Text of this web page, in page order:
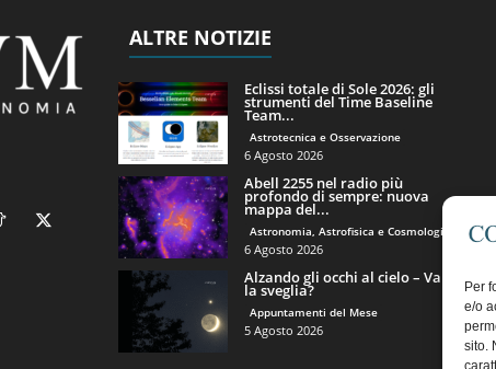
Per
e/o
sito.
ALTRE NOTIZIE
Eclissi totale di Sole 2026: gli
strumenti del Time Baseline
Team...
Astrotecnica e Osservazione
6 Agosto 2026
Abell 2255 nel radio più
profondo di sempre: nuova
mappa del...
Astronomia, Astrofisica e Cosmologia
6 Agosto 2026
Alzando gli occhi al cielo – Vale
la sveglia?
Appuntamenti del Mese
5 Agosto 2026